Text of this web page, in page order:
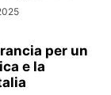
per un
e la